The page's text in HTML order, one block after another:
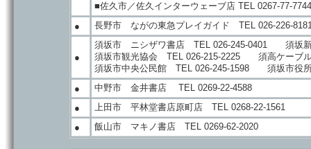
■佐久市／佐久インターウェーブ店 TEL 0267-77-7744
●
長野市 ながの東急プレイガイド TEL 026-226-
●
須坂市 ニシザワ書店 TEL 026-245-0401 須坂新
須坂市観光協会 TEL 026-215-2225 須高ケーブ
須坂市中央公民館 TEL 026-245-1598 須坂市役
●
中野市 金井書店 TEL 0269-22-4588
●
上田市 平林堂書店原町店 TEL 0268-22-1561
●
飯山市 マキノ書店 TEL 0269-62-2020